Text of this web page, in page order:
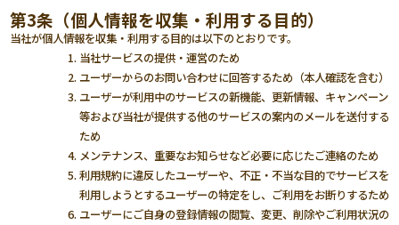
第3条（個人情報を収集・利用する目的）
当社が個人情報を収集・利用する目的は以下のとおりです。
当社サービスの提供・運営のため
ユーザーからのお問い合わせに回答するため（本人確認を含む）
ユーザーが利用中のサービスの新機能、更新情報、キャンペーン
等および当社が提供する他のサービスの案内のメールを送付する
ため
メンテナンス、重要なお知らせなど必要に応じたご連絡のため
利用規約に違反したユーザーや、不正・不当な目的でサービスを
利用しようとするユーザーの特定をし、ご利用をお断りするため
ユーザーにご自身の登録情報の閲覧、変更、削除やご利用状況の